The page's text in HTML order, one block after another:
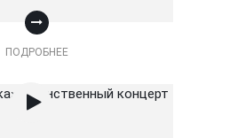
ПОДРОБНЕЕ